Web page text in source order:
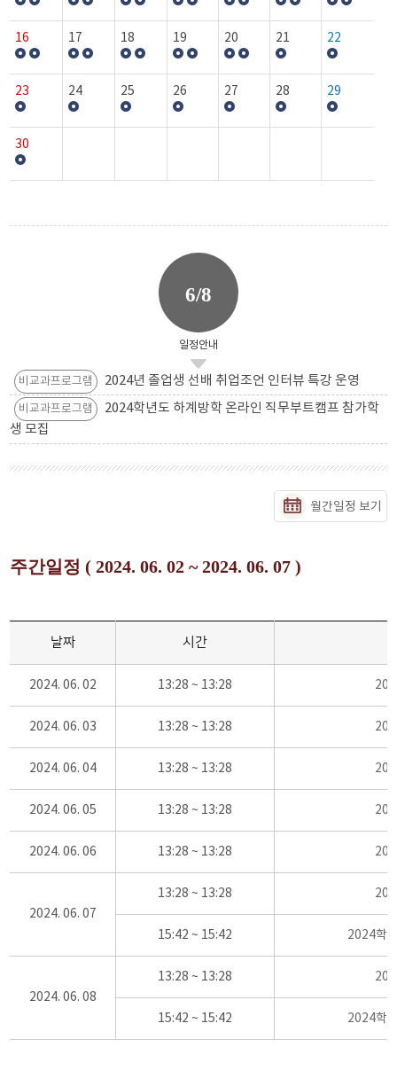
16 17 18 19 20 21 22
23 24 25 26 27 28 29
30
6/8
일정안내
비교과프로그램 2024년 졸업생 선배 취업조언 인터뷰 특강 운영
비교과프로그램
2024학년도 하계방학 온라인 직무부트캠프 참가학
생 모집
월간일정 보기
주간일정 ( 2024. 06. 02 ~ 2024. 06. 07 )
날짜 시간
2024. 06. 02 13:28 ~ 13:28
2024. 06. 03 13:28 ~ 13:28
2024. 06. 04 13:28 ~ 13:28
2024. 06. 05 13:28 ~ 13:28
2024. 06. 06 13:28 ~ 13:28
2024. 06. 07
13:28 ~ 13:28
15:42 ~ 15:42 2024학
2024. 06. 08
13:28 ~ 13:28
15:42 ~ 15:42 2024학